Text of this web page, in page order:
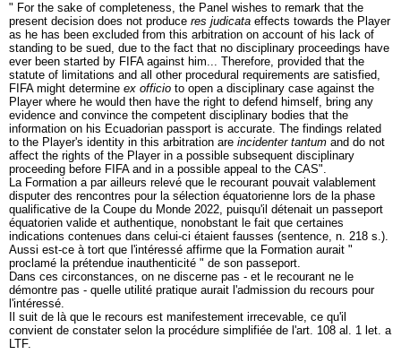
" For the sake of completeness, the Panel wishes to remark that the
present decision does not produce res judicata effects towards the Player
as he has been excluded from this arbitration on account of his lack of
standing to be sued, due to the fact that no disciplinary proceedings have
ever been started by FIFA against him... Therefore, provided that the
statute of limitations and all other procedural requirements are satisfied,
FIFA might determine ex officio to open a disciplinary case against the
Player where he would then have the right to defend himself, bring any
evidence and convince the competent disciplinary bodies that the
information on his Ecuadorian passport is accurate. The findings related
to the Player's identity in this arbitration are incidenter tantum and do not
affect the rights of the Player in a possible subsequent disciplinary
proceeding before FIFA and in a possible appeal to the CAS".
La Formation a par ailleurs relevé que le recourant pouvait valablement
disputer des rencontres pour la sélection équatorienne lors de la phase
qualificative de la Coupe du Monde 2022, puisqu'il détenait un passeport
équatorien valide et authentique, nonobstant le fait que certaines
indications contenues dans celui-ci étaient fausses (sentence, n. 218 s.).
Aussi est-ce à tort que l'intéressé affirme que la Formation aurait "
proclamé la prétendue inauthenticité " de son passeport.
Dans ces circonstances, on ne discerne pas - et le recourant ne le
démontre pas - quelle utilité pratique aurait l'admission du recours pour
l'intéressé.
Il suit de là que le recours est manifestement irrecevable, ce qu'il
convient de constater selon la procédure simplifiée de l'art. 108 al. 1 let. a
LTF.